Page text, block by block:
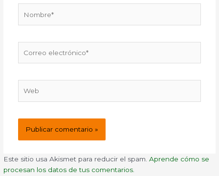
electrónico*
Este sitio usa Akismet para reducir el spam.Aprende cómo se
procesan los datos de tus comentarios.